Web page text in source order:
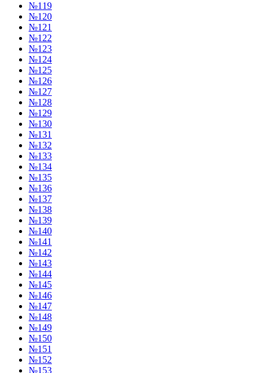
№119
№120
№121
№122
№123
№124
№125
№126
№127
№128
№129
№130
№131
№132
№133
№134
№135
№136
№137
№138
№139
№140
№141
№142
№143
№144
№145
№146
№147
№148
№149
№150
№151
№152
№153